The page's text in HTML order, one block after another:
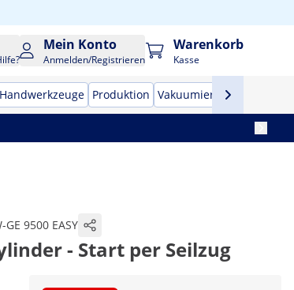
Mein Konto
Anmelden/Registrieren
Warenkorb
Kasse
Handwerkzeuge Produktion Vakuumierer
GE 9500 EASY
- Start per Seilzug